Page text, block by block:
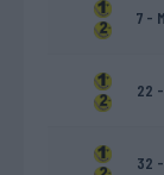
7 -
22
32